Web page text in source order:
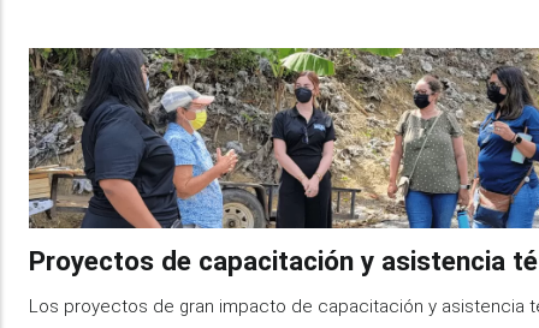
Proyectos de capacitación y asistencia
Los proyectos de gran impacto de capacitación y asistencia